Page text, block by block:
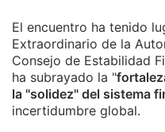
El encuentro ha tenido
Extraordinario de la
Consejo de Estabilidad
ha subrayado la "
la "solidez" del sistema
incertidumbre global.